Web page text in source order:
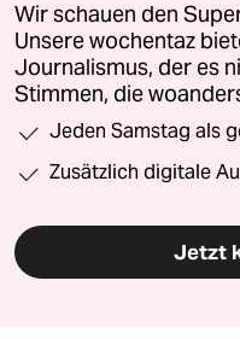
Wir schauen den
Unsere wochentaz
Journalismus, der es
Stimmen, die
Jeden Samstag als
Zusätzlich digitale
Jetzt